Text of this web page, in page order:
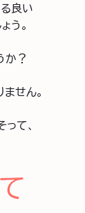
良い
う。
か？
せん。
て、